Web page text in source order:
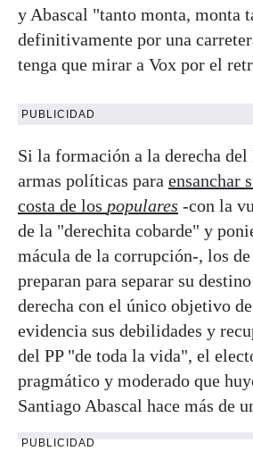
y Abascal "tanto monta, monta
definitivamente por una
tenga que mirar a Vox por el
PUBLICIDAD
Si la formación a la derecha del
armas políticas para ensanchar
costa de los populares -con la
de la "derechita cobarde" y
mácula de la corrupción-, los de
preparan para separar su
derecha con el único objetivo
evidencia sus debilidades y
del PP "de toda la vida", el
pragmático y moderado que
Santiago Abascal hace más de
PUBLICIDAD